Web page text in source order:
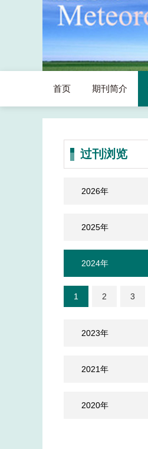
首页 期刊简介
过刊浏览
2026年
2025年
2024年
1 2 3
2023年
2021年
2020年